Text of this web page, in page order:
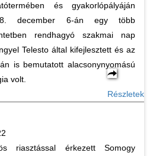
és gyakorlópályáján
december 6-án egy több
rendhagyó szakmai nap
Telesto által kifejlesztett és az
is bemutatott alacsonynyomású
volt.
Részletek
riasztással érkezett Somogy